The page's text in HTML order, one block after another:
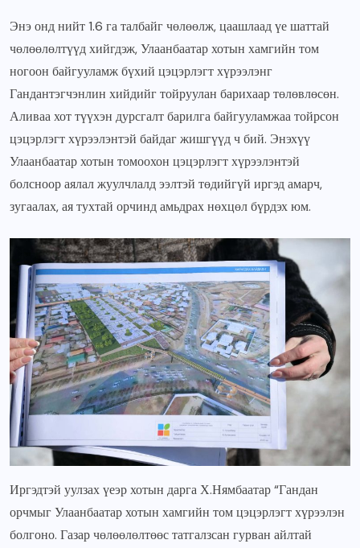
Энэ онд нийт 1.6 га талбайг чөлөөлж, цаашлаад үе шаттай
чөлөөлөлтүүд хийгдэж, Улаанбаатар хотын хамгийн том
ногоон байгууламж бүхий цэцэрлэгт хүрээлэнг
Гандантэгчэнлин хийдийг тойруулан барихаар төлөвлөсөн.
Аливаа хот түүхэн дурсгалт барилга байгууламжаа тойрсон
цэцэрлэгт хүрээлэнтэй байдаг жишгүүд ч бий. Энэхүү
Улаанбаатар хотын томоохон цэцэрлэгт хүрээлэнтэй
болсноор аялал жуулчлалд ээлтэй төдийгүй иргэд амарч,
зугаалах, ая тухтай орчинд амьдрах нөхцөл бүрдэх юм.
Иргэдтэй уулзах үеэр хотын дарга Х.Нямбаатар “Гандан
орчмыг Улаанбаатар хотын хамгийн том цэцэрлэгт хүрээлэн
болгоно. Газар чөлөөлөлтөөс татгалзсан гурван айлтай